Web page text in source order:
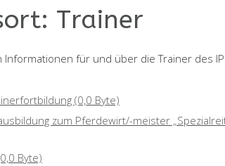
Trainer
für und über die Trainer des
(0,0 Byte)
zum Pferdewirt/-meister
Byte)